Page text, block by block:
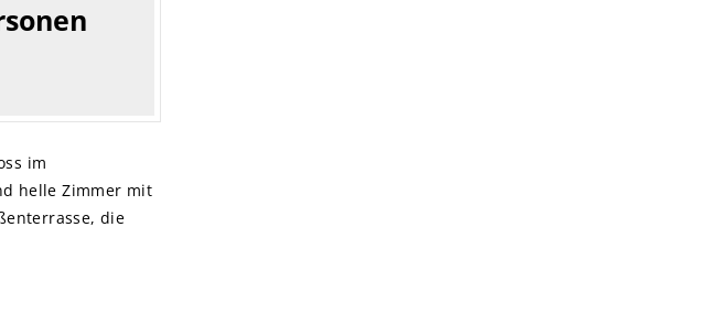
im
helle Zimmer mit
die